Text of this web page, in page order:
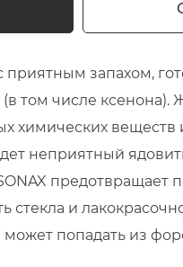
приятным запахом,
том числе ксенона).
химических веществ
неприятный
предотвращает
стекла и
попадать из